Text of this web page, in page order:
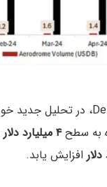
به سطح۴ میلیارد دلار
افزایش یابد.